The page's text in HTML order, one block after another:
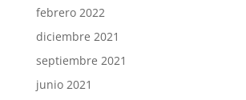
febrero 2022
diciembre 2021
septiembre 2021
junio 2021